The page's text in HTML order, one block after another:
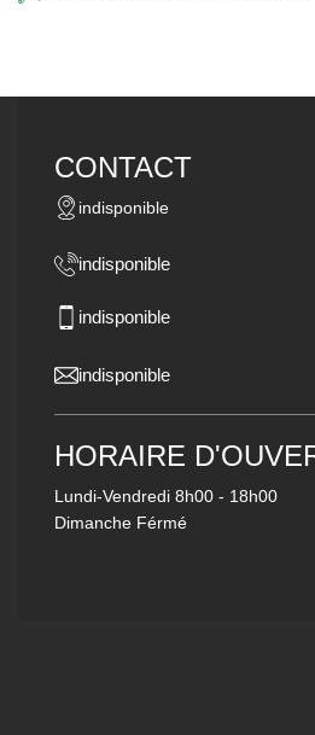
CONTACT
indisponible
indisponible
indisponible
indisponible
HORAIRE
Lundi-Vendredi 8h00 - 18h00
Dimanche Férmé